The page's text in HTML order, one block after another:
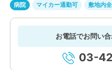
病院 マイカー通勤可 敷地内
お電話でお問い
03-